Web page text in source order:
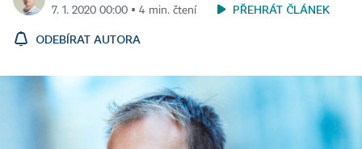
7. 1. 2020 00:00 ▪ 4 min. čtení PŘEHRÁT ČLÁNEK
ODEBÍRAT AUTORA